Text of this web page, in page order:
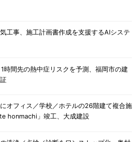
工事、施工計画書作成を支援するAIシステ
時間先の熱中症リスクを予測、福岡市の建
オフィス／学校／ホテルの26階建て複合施
honmachi」竣工、大成建設